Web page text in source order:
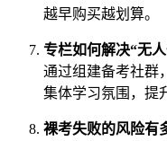
越早购买越划算。
专栏如何解决“无
通过组建备考社群
集体学习氛围，提
裸考失败的风险有